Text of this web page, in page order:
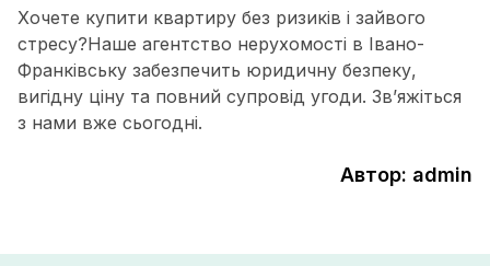
Хочете купити квартиру без ризиків і зайвого
стресу?Наше агентство нерухомості в Івано-
Франківську забезпечить юридичну безпеку,
вигідну ціну та повний супровід угоди. Зв’яжіться
з нами вже сьогодні.
Автор: admin